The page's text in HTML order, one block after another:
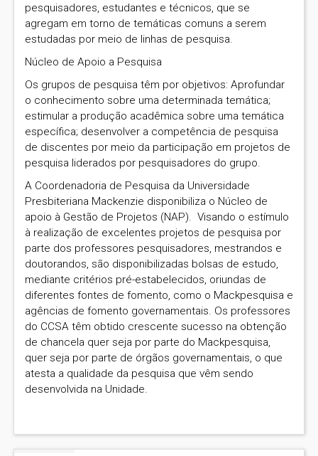
pesquisadores, estudantes e técnicos, que se
agregam em torno de temáticas comuns a serem
estudadas por meio de linhas de pesquisa.
Núcleo de Apoio a Pesquisa
Os grupos de pesquisa têm por objetivos: Aprofundar
o conhecimento sobre uma determinada temática;
estimular a produção acadêmica sobre uma temática
específica; desenvolver a competência de pesquisa
de discentes por meio da participação em projetos de
pesquisa liderados por pesquisadores do grupo.
A Coordenadoria de Pesquisa da Universidade
Presbiteriana Mackenzie disponibiliza o Núcleo de
apoio à Gestão de Projetos (NAP). Visando o estímulo
à realização de excelentes projetos de pesquisa por
parte dos professores pesquisadores, mestrandos e
doutorandos, são disponibilizadas bolsas de estudo,
mediante critérios pré-estabelecidos, oriundas de
diferentes fontes de fomento, como o Mackpesquisa e
agências de fomento governamentais. Os professores
do CCSA têm obtido crescente sucesso na obtenção
de chancela quer seja por parte do Mackpesquisa,
quer seja por parte de órgãos governamentais, o que
atesta a qualidade da pesquisa que vêm sendo
desenvolvida na Unidade.